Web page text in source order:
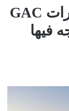
اليوم.. إطلاق أحدث سيارات GAC
فيها